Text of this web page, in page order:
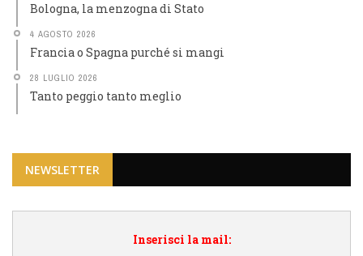
Bologna, la menzogna di Stato
4 AGOSTO 2026
Francia o Spagna purché si mangi
28 LUGLIO 2026
Tanto peggio tanto meglio
NEWSLETTER
Inserisci la mail: